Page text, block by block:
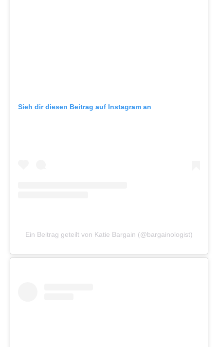
Sieh dir diesen Beitrag auf Instagram an
Ein Beitrag geteilt von Katie Bargain (@bargainologist)